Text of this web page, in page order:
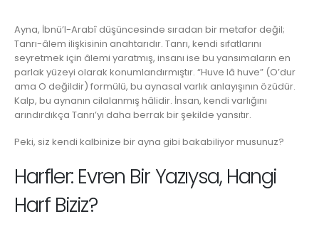
Ayna, İbnü’l-Arabî düşüncesinde sıradan bir metafor değil;
Tanrı-âlem ilişkisinin anahtarıdır. Tanrı, kendi sıfatlarını
seyretmek için âlemi yaratmış, insanı ise bu yansımaların en
parlak yüzeyi olarak konumlandırmıştır. “Huve lâ huve” (O’dur
ama O değildir) formülü, bu aynasal varlık anlayışının özüdür.
Kalp, bu aynanın cilalanmış hâlidir. İnsan, kendi varlığını
arındırdıkça Tanrı’yı daha berrak bir şekilde yansıtır.
Peki, siz kendi kalbinize bir ayna gibi bakabiliyor musunuz?
Harfler: Evren Bir Yazıysa, Hangi
Harf Biziz?